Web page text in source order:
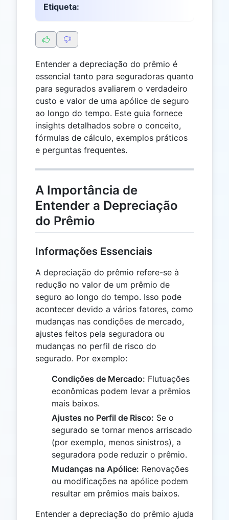
Etiqueta:
Entender a depreciação do prêmio é
essencial tanto para seguradoras quanto
para segurados avaliarem o verdadeiro
custo e valor de uma apólice de seguro
ao longo do tempo. Este guia fornece
insights detalhados sobre o conceito,
fórmulas de cálculo, exemplos práticos
e perguntas frequentes.
A Importância de
Entender a Depreciação
do Prêmio
Informações Essenciais
A depreciação do prêmio refere-se à
redução no valor de um prêmio de
seguro ao longo do tempo. Isso pode
acontecer devido a vários fatores, como
mudanças nas condições de mercado,
ajustes feitos pela seguradora ou
mudanças no perfil de risco do
segurado. Por exemplo:
Condições de Mercado: Flutuações
econômicas podem levar a prêmios
mais baixos.
Ajustes no Perfil de Risco: Se o
segurado se tornar menos arriscado
(por exemplo, menos sinistros), a
seguradora pode reduzir o prêmio.
Mudanças na Apólice: Renovações
ou modificações na apólice podem
resultar em prêmios mais baixos.
Entender a depreciação do prêmio ajuda